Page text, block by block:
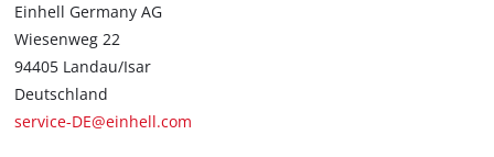
Einhell Germany AG
Wiesenweg 22
94405 Landau/Isar
Deutschland
service-DE@einhell.com